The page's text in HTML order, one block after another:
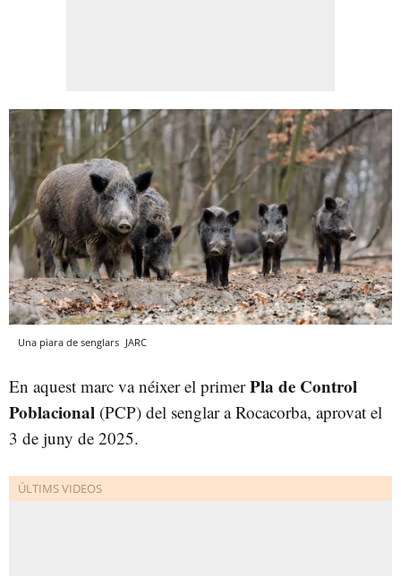
Una piara de senglars JARC
En aquest marc va néixer el primerPla de Control
Poblacional (PCP) del senglar a Rocacorba, aprovat el
3 de juny de 2025.